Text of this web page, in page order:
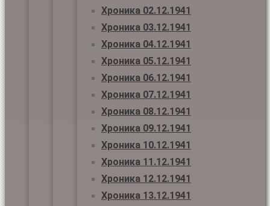
Хроника 02.12.1941
Хроника 03.12.1941
Хроника 04.12.1941
Хроника 05.12.1941
Хроника 06.12.1941
Хроника 07.12.1941
Хроника 08.12.1941
Хроника 09.12.1941
Хроника 10.12.1941
Хроника 11.12.1941
Хроника 12.12.1941
Хроника 13.12.1941